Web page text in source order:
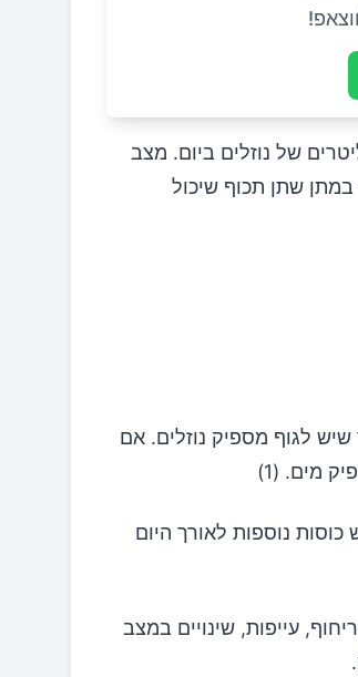
של נוזלים ביום. מצב
במתן שתן תכוף שיכול
לגוף מספיק נוזלים. אם
מים. (1)
נוספות לאורך היום
עייפות, שינויים במצב